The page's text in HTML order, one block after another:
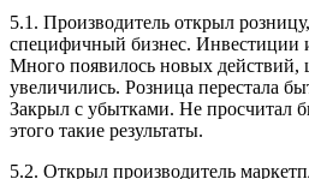
5.1. Производитель открыл
специфичный бизнес. Инвестиции
Много появилось новых действий,
увеличились. Розница перестала
Закрыл с убытками. Не просчитал
этого такие результаты.
5.2. Открыл производитель